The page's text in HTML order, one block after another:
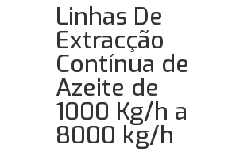
Linhas De
Extracção
Contínua de
Azeite de
1000 Kg/h a
8000 kg/h